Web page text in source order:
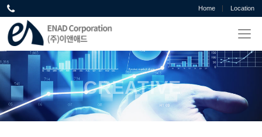
Home Location
CREATIVE
CREATIVE